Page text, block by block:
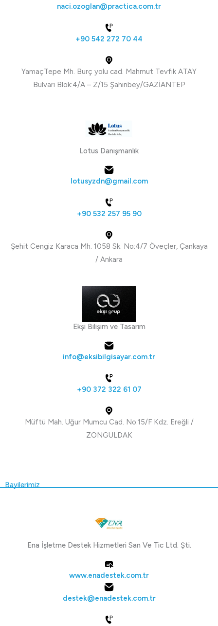
naci.ozoglan@practica.com.tr
+90 542 272 70 44
YamaçTepe Mh. Burç yolu cad. Mahmut Tevfik ATAY
Bulvarı Blok:4/A – Z/15 Şahinbey/GAZİANTEP
Lotus Danışmanlık
lotusyzdn@gmail.com
+90 532 257 95 90
Şehit Cengiz Karaca Mh. 1058 Sk. No:4/7 Öveçler, Çankaya
/ Ankara
Ekşi Bilişim ve Tasarım
info@eksibilgisayar.com.tr
+90 372 322 61 07
Müftü Mah. Uğur Mumcu Cad. No:15/F Kdz. Ereğli /
ZONGULDAK
Bayilerimiz
Ena İşletme Destek Hizmetleri San Ve Tic Ltd. Şti.
www.enadestek.com.tr
destek@enadestek.com.tr